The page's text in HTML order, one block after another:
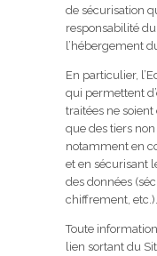
de sécurisation
responsabilité
l’hébergement
En particulier,
qui permettent
traitées ne
que des tiers
notamment en
et en sécurisant
des données
chiffrement, etc.).
Toute
lien sortant du